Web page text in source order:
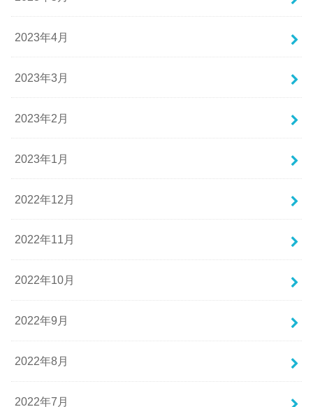
2023年4月
2023年3月
2023年2月
2023年1月
2022年12月
2022年11月
2022年10月
2022年9月
2022年8月
2022年7月